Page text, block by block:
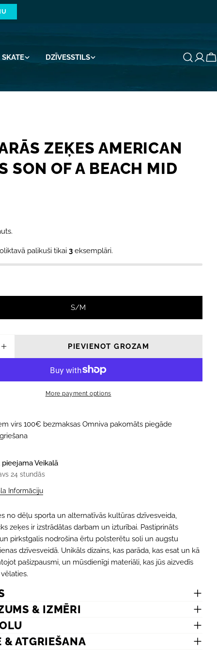
SKATE DZĪVESSTILS
ZEĶES AMERICAN
SON OF A BEACH MID
palikuši tikai3 eksemplāri.
S/M
PIEVIENOT GROZAM
More payment options
virs 100€ bezmaksas Omniva pakomāts piegāde
pieejamaVeikalā
24 stundās
Informāciju
no dēļu sporta un alternatīvās kultūras dzīvesveida,
zeķes ir izstrādātas darbam un izturībai. Pastiprināts
pirkstgalis nodrošina ērtu polsterētu soli un augstu
dzīvesveidā. Unikāls dizains, kas parāda, kas esat un kā
pašizpausmi, un mūsdienīgi materiāli, kas jūs aizvedīs
& IZMĒRI
& ATGRIEŠANA